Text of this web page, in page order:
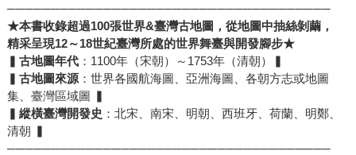
─────────────────────────────────────
★本書收錄超過100張世界&臺灣古地圖，從地圖中抽絲剝繭，
精采呈現12～18世紀臺灣所處的世界舞臺與開發腳步★
▍ 古地圖年代：1100年（宋朝）～1753年（清朝）▍
▍ 古地圖來源：世界各國航海圖、亞洲海圖、各朝方志或地圖
集、臺灣區域圖 ▍
▍ 縱橫臺灣開發史 ：北宋、南宋、明朝、西班牙、荷蘭、明鄭、
清朝 ▍
─────────────────────────────────────